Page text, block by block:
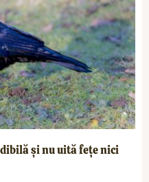
și nu uită fețe nici